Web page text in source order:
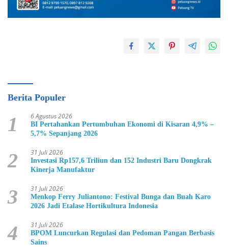
Berita Populer
1 6 Agustus 2026
BI Pertahankan Pertumbuhan Ekonomi di Kisaran 4,9% –
5,7% Sepanjang 2026
2 31 Juli 2026
Investasi Rp157,6 Triliun dan 152 Industri Baru Dongkrak
Kinerja Manufaktur
3 31 Juli 2026
Menkop Ferry Juliantono: Festival Bunga dan Buah Karo
2026 Jadi Etalase Hortikultura Indonesia
4 31 Juli 2026
BPOM Luncurkan Regulasi dan Pedoman Pangan Berbasis
Sains